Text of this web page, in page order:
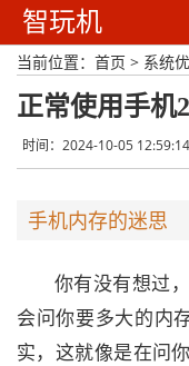
智玩机
当前位置： 首页 > 系统
正常使用手机
时间：2024-10-05 12:59:14
手机内存的迷思
你有没有想过
会问你要多大的内
实，这就像是在问